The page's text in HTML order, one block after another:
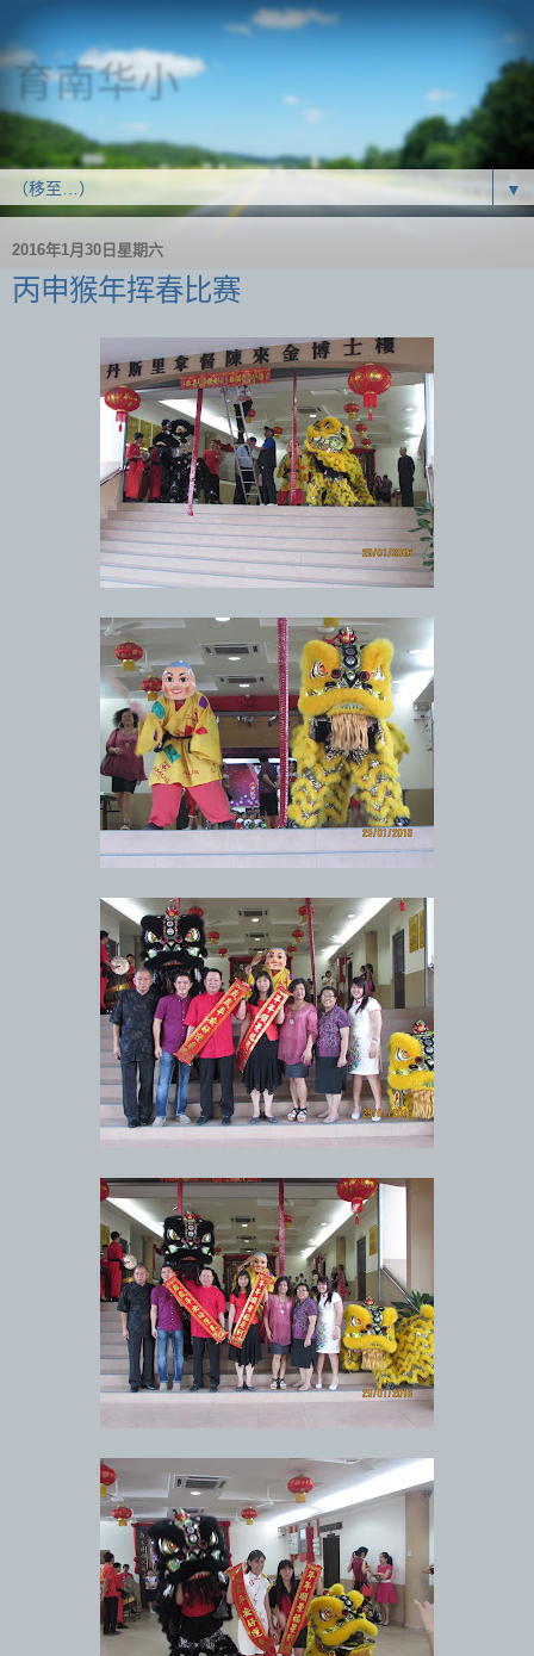
育南华小
SJK(C) Yoke Nam
▼
2016年1月30日星期六
丙申猴年挥春比赛